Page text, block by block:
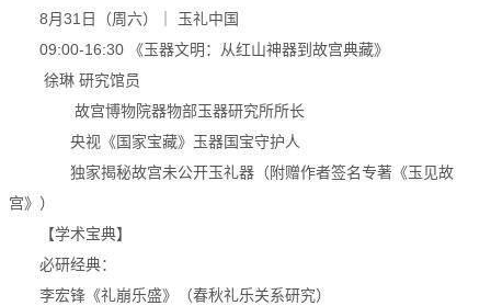
8月31日（周六）｜ 玉礼中国
09:00-16:30 《玉器文明：从红山神器到故宫典藏》
徐琳 研究馆员
故宫博物院器物部玉器研究所所长
央视《国家宝藏》玉器国宝守护人
独家揭秘故宫未公开玉礼器（附赠作者签名专著《玉见故
宫》）
【学术宝典】
必研经典：
李宏锋《礼崩乐盛》（春秋礼乐关系研究）